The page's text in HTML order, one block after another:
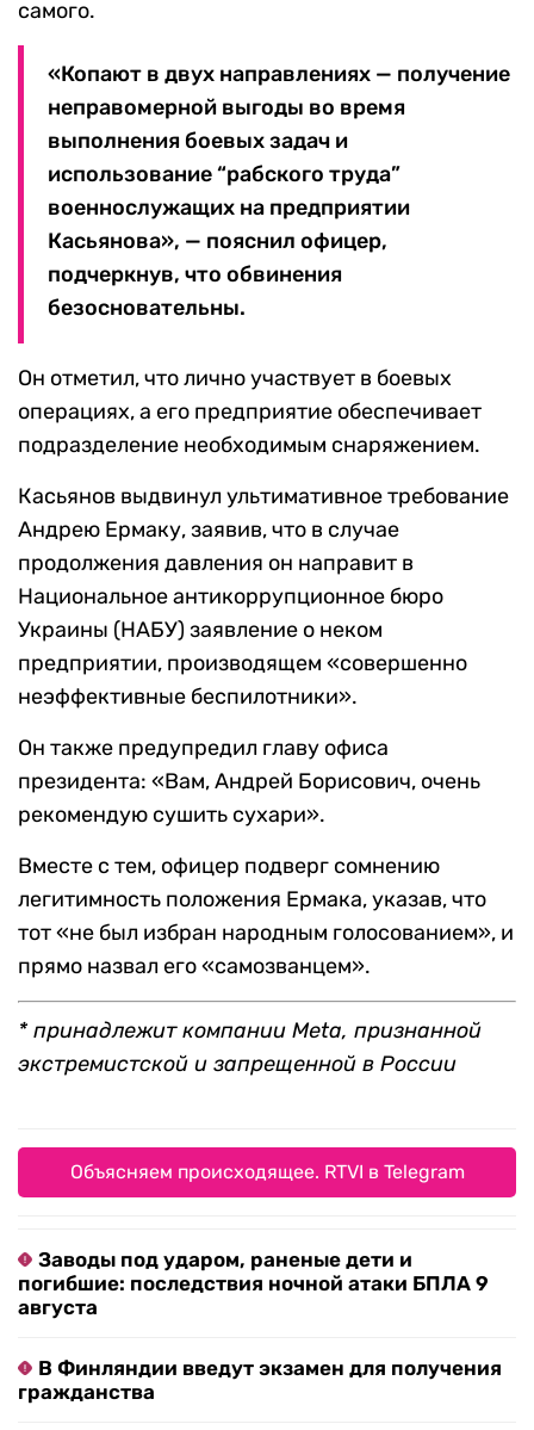
самого.
«Копают в двух направлениях — получение
неправомерной выгоды во время
выполнения боевых задач и
использование “рабского труда”
военнослужащих на предприятии
Касьянова», — пояснил офицер,
подчеркнув, что обвинения
безосновательны.
Он отметил, что лично участвует в боевых
операциях, а его предприятие обеспечивает
подразделение необходимым снаряжением.
Касьянов выдвинул ультимативное требование
Андрею Ермаку, заявив, что в случае
продолжения давления он направит в
Национальное антикоррупционное бюро
Украины (НАБУ) заявление о неком
предприятии, производящем «совершенно
неэффективные беспилотники».
Он также предупредил главу офиса
президента: «Вам, Андрей Борисович, очень
рекомендую сушить сухари».
Вместе с тем, офицер подверг сомнению
легитимность положения Ермака, указав, что
тот «не был избран народным голосованием», и
прямо назвал его «самозванцем».
* принадлежит компании Meta, признанной
экстремистской и запрещенной в России
Объясняем происходящее. RTVI в Telegram
Заводы под ударом, раненые дети и
погибшие: последствия ночной атаки БПЛА 9
августа
В Финляндии введут экзамен для получения
гражданства